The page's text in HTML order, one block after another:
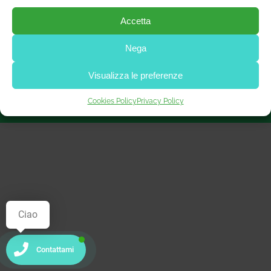
Accetta
Nega
Visualizza le preferenze
Cookies Policy Privacy Policy
© Copyright 2023 Dott. Francesco Galante Nutrizionista | Tutti i
Mini Site made with ♥ by
LoWeb Agency
Contattami
Ciao